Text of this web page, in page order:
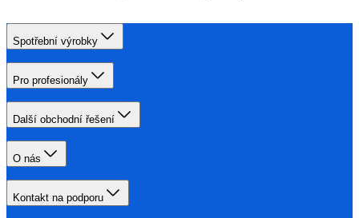
Spotřební výrobky
Pro profesionály
Další obchodní řešení
O nás
Kontakt na podporu